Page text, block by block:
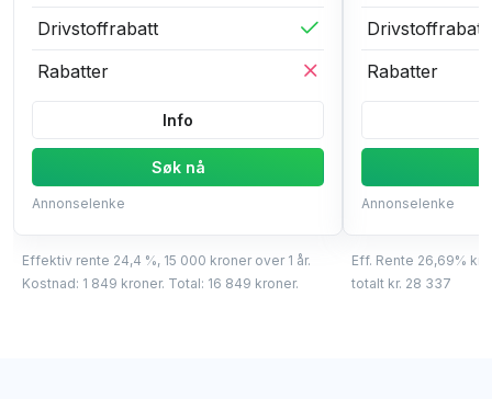
Drivstoffrabatt
Rabatter
Info
Søk nå
Annonselenke
Drivstoffrabatt
Rabatter
Annonselenke
Effektiv rente 24,4 %, 15 000 kroner over 1 år.
Kostnad: 1 849 kroner. Total: 16 849 kroner.
Eff. Rente 26,69% kr
totalt kr. 28 337